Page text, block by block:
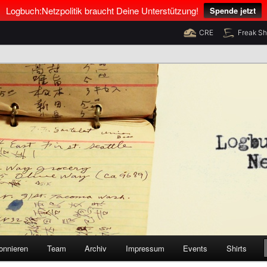
Logbuch:Netzpolitik braucht Deine Unterstützung! Spende jetzt
CRE Freak
Neumann und Tim Pritlove
Team Archiv Impressum Events Shirts